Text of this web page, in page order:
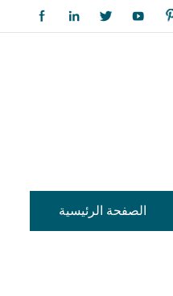
الصفحة الرئيسية